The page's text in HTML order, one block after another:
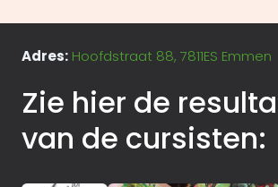
Adres: Hoofdstraat 88, 7811ES Emmen
Zie hier de
van de cursisten: